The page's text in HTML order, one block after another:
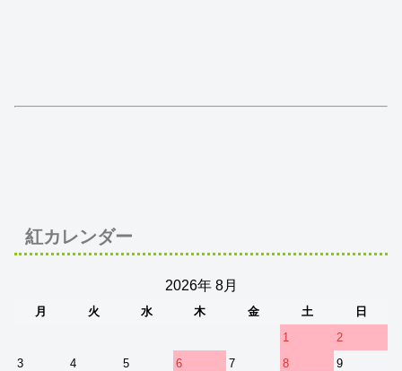
紅カレンダー
2026年 8月
月 火 水 木 金 土
日
1
2
3
4 5 6 7 8
9